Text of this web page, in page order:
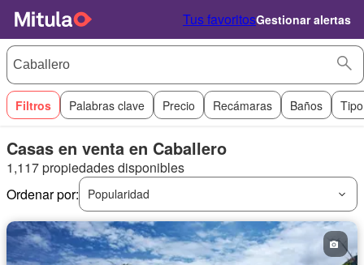
Tus favoritosGestionar alertas
Filtros Palabras clave Precio Recámaras Baños
Casas en venta en Caballero
1,117 propiedades disponibles
Ordenar por:
Popularidad